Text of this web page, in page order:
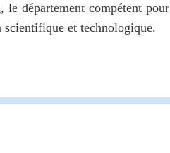
département compétent
scientifique et technologique.